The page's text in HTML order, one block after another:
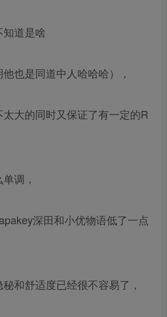
道是啥
他也是同道中人哈哈哈），
大的同时又保证了有一定的R
调，
深田和小优物语低了一点
和舒适度已经很不容易了，